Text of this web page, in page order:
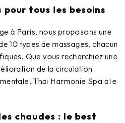
tous les besoins
à Paris, nous proposons une
10 types de massages, chacun
Que vous recherchiez une
de la circulation
Thai Harmonie Spa a le
chaudes : le best